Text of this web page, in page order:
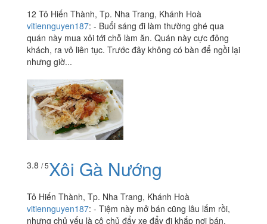
12 Tô Hiến Thành, Tp. Nha Trang, Khánh Hoà
vitiennguyen187: - Buổi sáng đi làm thường ghé qua
quán này mua xôi tới chỗ làm ăn. Quán này cực đông
khách, ra vô liên tục. Trước đây không có bàn để ngồi lại
nhưng giờ...
3.8 / 5Xôi Gà Nướng
Tô Hiến Thành, Tp. Nha Trang, Khánh Hoà
vitiennguyen187: - Tiệm này mở bán cũng lâu lắm rồi,
nhưng chủ yếu là cô chủ đẩy xe đẩy đi khắp nơi bán.